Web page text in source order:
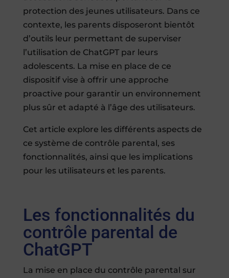
protection des jeunes utilisateurs. Dans ce
contexte, les parents disposeront bientôt
d’outils leur permettant de superviser
l’utilisation de ChatGPT par leurs
adolescents. La mise en place de ce
dispositif vise à offrir une approche
proactive pour garantir un environnement
plus sûr et adapté à l’âge des utilisateurs.
Cet article explore les différents aspects de
ce système de contrôle parental, ses
fonctionnalités, ainsi que les implications
pour les utilisateurs et les parents.
Les fonctionnalités du
contrôle parental de
ChatGPT
La mise en place du contrôle parental sur